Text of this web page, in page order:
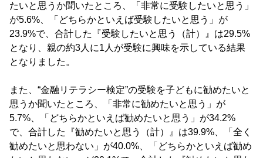
たいと思うか聞いたところ、「非常に受験したいと思う」
が5.6%、「どちらかといえば受験したいと思う」が
23.9%で、合計した『受験したいと思う（計）』は29.5%
となり、親の約3人に1人が受験に興味を示している結果
となりました。
また、“金融リテラシー検定”の受験を子どもに勧めたいと
思うか聞いたところ、「非常に勧めたいと思う」が
5.7%、「どちらかといえば勧めたいと思う」が34.2%
で、合計した『勧めたいと思う（計）』は39.9%、「全く
勧めたいと思わない」が40.0%、「どちらかといえば勧め